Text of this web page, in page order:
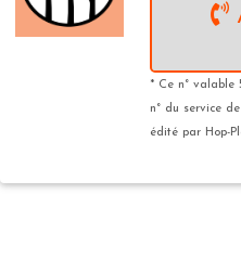
* Ce n° valable
n° du service
édité par Hop-